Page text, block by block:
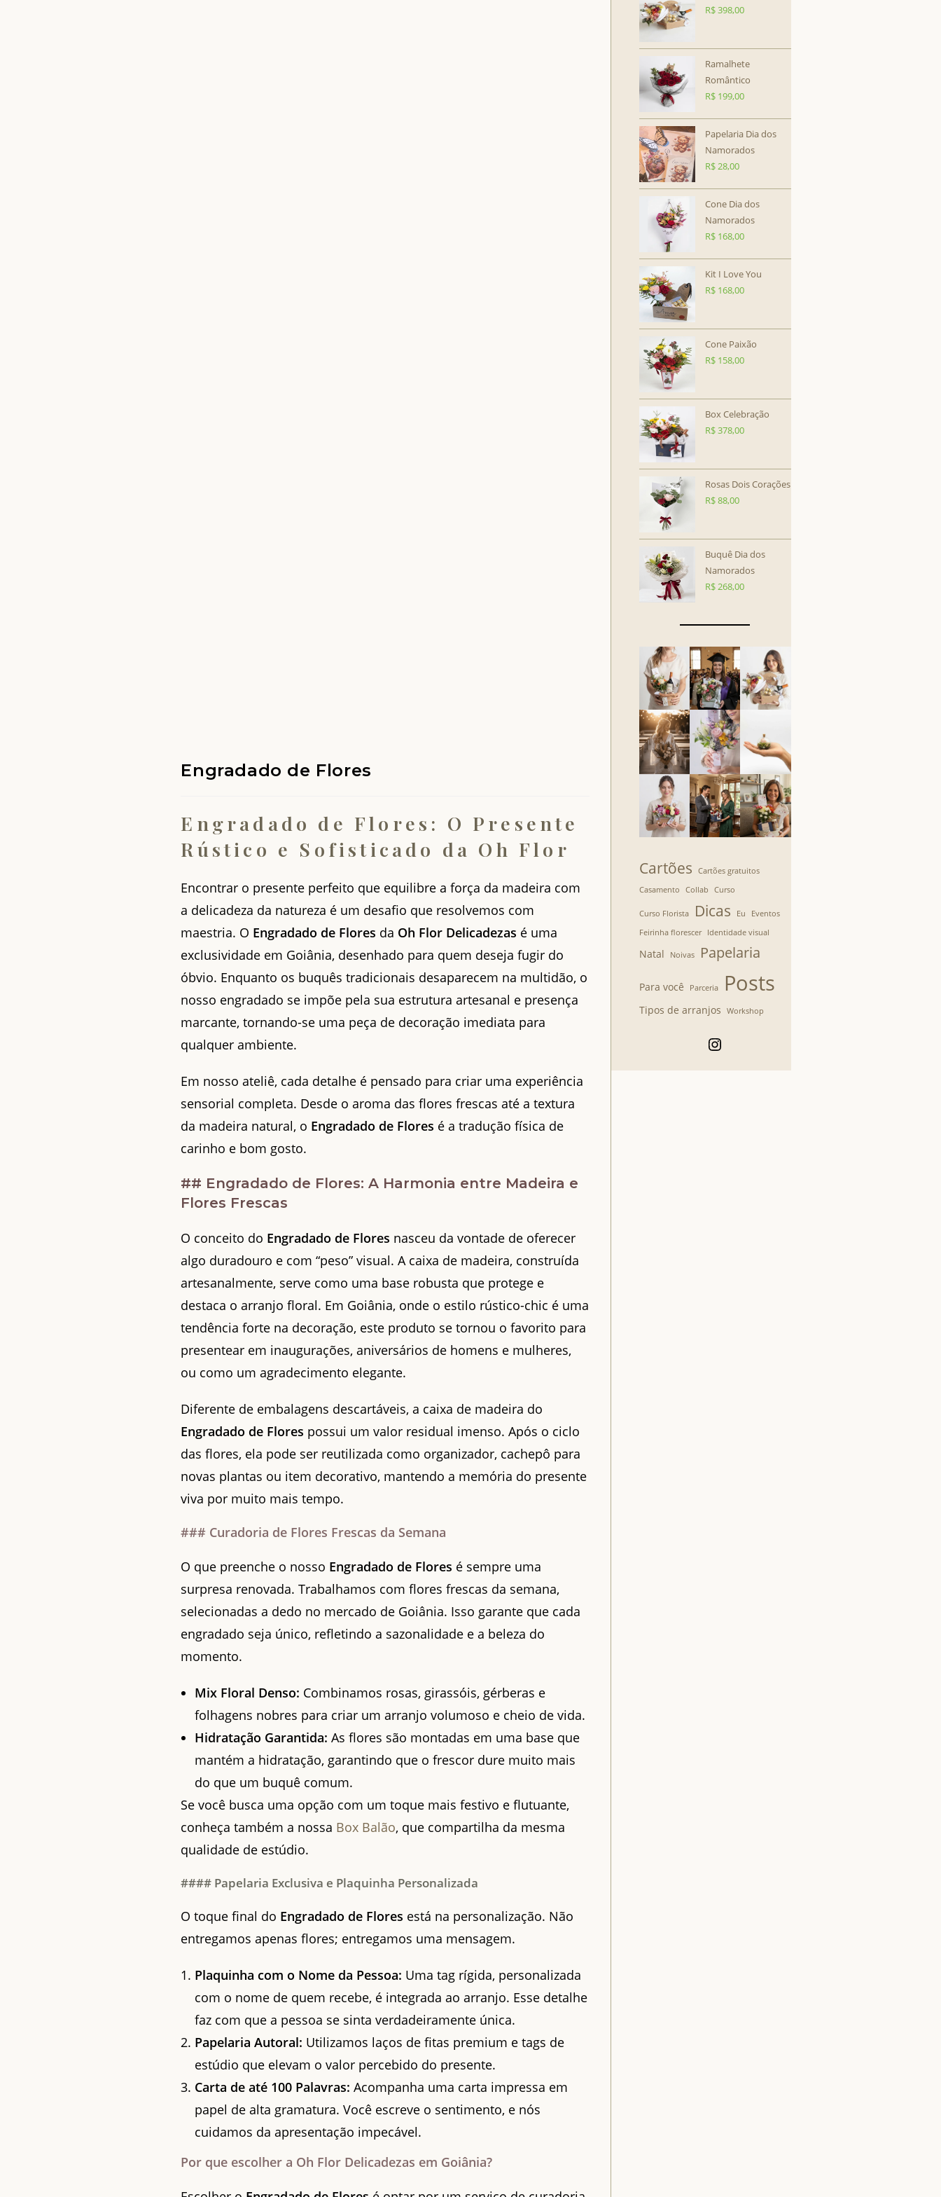
Engradado de Flores
Engradado de Flores: O Presente
Rústico e Sofisticado da Oh Flor
Encontrar o presente perfeito que equilibre a força da madeira com
a delicadeza da natureza é um desafio que resolvemos com
maestria. O Engradado de Flores da Oh Flor Delicadezas é uma
exclusividade em Goiânia, desenhado para quem deseja fugir do
óbvio. Enquanto os buquês tradicionais desaparecem na multidão, o
nosso engradado se impõe pela sua estrutura artesanal e presença
marcante, tornando-se uma peça de decoração imediata para
qualquer ambiente.
Em nosso ateliê, cada detalhe é pensado para criar uma experiência
sensorial completa. Desde o aroma das flores frescas até a textura
da madeira natural, o Engradado de Flores é a tradução física de
carinho e bom gosto.
## Engradado de Flores: A Harmonia entre Madeira e
Flores Frescas
O conceito do Engradado de Flores nasceu da vontade de oferecer
algo duradouro e com “peso” visual. A caixa de madeira, construída
artesanalmente, serve como uma base robusta que protege e
destaca o arranjo floral. Em Goiânia, onde o estilo rústico-chic é uma
tendência forte na decoração, este produto se tornou o favorito para
presentear em inaugurações, aniversários de homens e mulheres,
ou como um agradecimento elegante.
Diferente de embalagens descartáveis, a caixa de madeira do
Engradado de Flores possui um valor residual imenso. Após o ciclo
das flores, ela pode ser reutilizada como organizador, cachepô para
novas plantas ou item decorativo, mantendo a memória do presente
viva por muito mais tempo.
### Curadoria de Flores Frescas da Semana
O que preenche o nosso Engradado de Flores é sempre uma
surpresa renovada. Trabalhamos com flores frescas da semana,
selecionadas a dedo no mercado de Goiânia. Isso garante que cada
engradado seja único, refletindo a sazonalidade e a beleza do
momento.
Mix Floral Denso: Combinamos rosas, girassóis, gérberas e
folhagens nobres para criar um arranjo volumoso e cheio de vida.
Hidratação Garantida: As flores são montadas em uma base que
mantém a hidratação, garantindo que o frescor dure muito mais
do que um buquê comum.
Se você busca uma opção com um toque mais festivo e flutuante,
conheça também a nossa Box Balão, que compartilha da mesma
qualidade de estúdio.
#### Papelaria Exclusiva e Plaquinha Personalizada
O toque final do Engradado de Flores está na personalização. Não
entregamos apenas flores; entregamos uma mensagem.
Plaquinha com o Nome da Pessoa: Uma tag rígida, personalizada
com o nome de quem recebe, é integrada ao arranjo. Esse detalhe
faz com que a pessoa se sinta verdadeiramente única.
Papelaria Autoral: Utilizamos laços de fitas premium e tags de
estúdio que elevam o valor percebido do presente.
Carta de até 100 Palavras: Acompanha uma carta impressa em
papel de alta gramatura. Você escreve o sentimento, e nós
cuidamos da apresentação impecável.
Por que escolher a Oh Flor Delicadezas em Goiânia?
R$398,00
Ramalhete
Romântico
R$ 199,00
Papelaria Dia dos
Namorados
R$28,00
Cone Dia dos
Namorados
R$ 168,00
Kit I Love You
R$ 168,00
Cone Paixão
R$ 158,00
Box Celebração
R$378,00
Rosas Dois Corações
R$88,00
Buquê Dia dos
Namorados
R$268,00
Cartões
Cartões gratuitos
Casamento
Collab Curso
Curso Florista Dicas Eu
Eventos
Feirinha florescer
Identidade visual
Natal Noivas Papelaria
Para você Parceria Posts
Tipos de arranjos Workshop
Instagram